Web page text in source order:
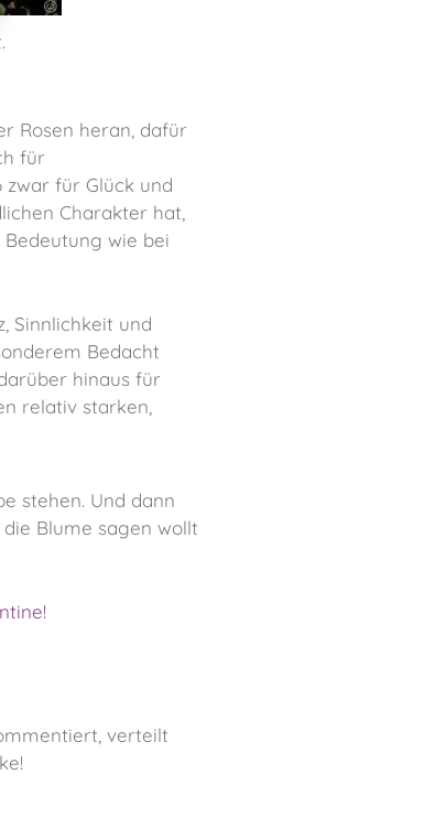
Rosen heran, dafür
für
für Glück und
Charakter hat,
wie bei
Sinnlichkeit und
Bedacht
hinaus für
relativ starken,
stehen. Und dann
Blume sagen wollt
verteilt